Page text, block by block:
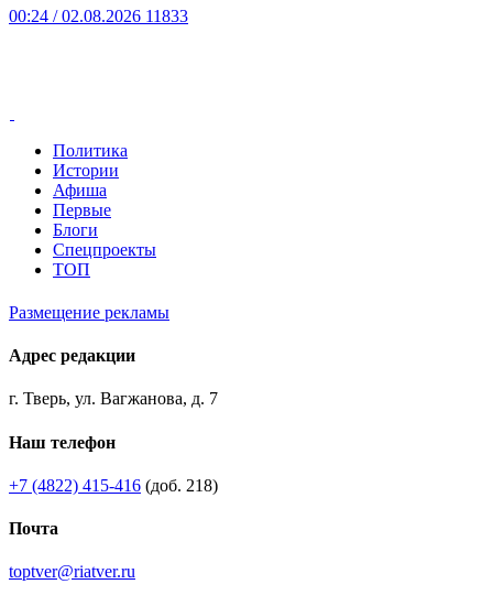
00:24 / 02.08.2026 11833
Политика
Истории
Афиша
Первые
Блоги
Спецпроекты
ТОП
Размещение рекламы
Адрес редакции
г. Тверь, ул. Вагжанова, д. 7
Наш телефон
+7 (4822) 415-416 (доб. 218)
Почта
toptver@riatver.ru